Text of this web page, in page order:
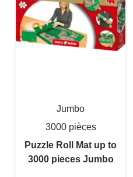
Jumbo
3000 pièces
Puzzle Roll Mat up to
3000 pieces Jumbo